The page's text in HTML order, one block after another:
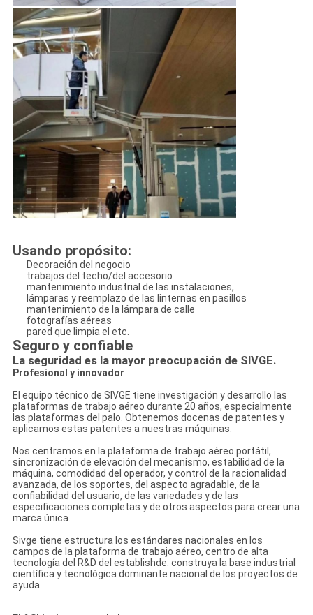
Usando propósito:
Decoración del negocio
trabajos del techo/del accesorio
mantenimiento industrial de las instalaciones,
lámparas y reemplazo de las linternas en pasillos
mantenimiento de la lámpara de calle
fotografías aéreas
pared que limpia el etc.
Seguro y confiable
La seguridad es la mayor preocupación de SIVGE.
Profesional y innovador
El equipo técnico de SIVGE tiene investigación y desarrollo las
plataformas de trabajo aéreo durante 20 años, especialmente
las plataformas del palo. Obtenemos docenas de patentes y
aplicamos estas patentes a nuestras máquinas.
Nos centramos en la plataforma de trabajo aéreo portátil,
sincronización de elevación del mecanismo, estabilidad de la
máquina, comodidad del operador, y control de la racionalidad
avanzada, de los soportes, del aspecto agradable, de la
confiabilidad del usuario, de las variedades y de las
especificaciones completas y de otros aspectos para crear una
marca única.
Sivge tiene estructura los estándares nacionales en los
campos de la plataforma de trabajo aéreo, centro de alta
tecnología del R&D del establishde. construya la base industrial
científica y tecnológica dominante nacional de los proyectos de
ayuda.